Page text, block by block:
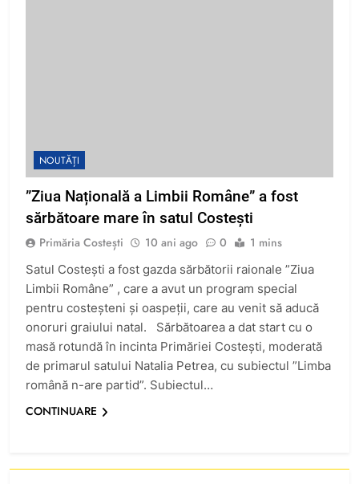
NOUTĂȚI
”Ziua Națională a Limbii Române” a fost
sărbătoare mare în satul Costești
Primăria Costești 10 ani ago 0 1 mins
Satul Costești a fost gazda sărbătorii raionale ”Ziua
Limbii Române” , care a avut un program special
pentru costeșteni și oaspeții, care au venit să aducă
onoruri graiului natal. Sărbătoarea a dat start cu o
masă rotundă în incinta Primăriei Costești, moderată
de primarul satului Natalia Petrea, cu subiectul ”Limba
română n-are partid”. Subiectul…
CONTINUARE